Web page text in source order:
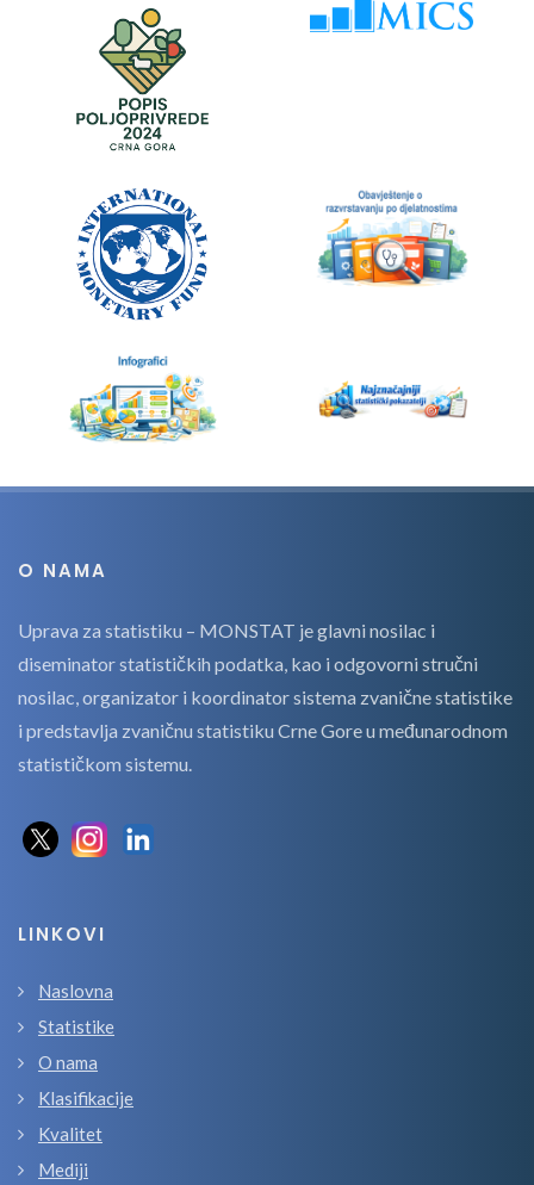
O NAMA
Uprava za statistiku – MONSTAT je glavni nosilac i
diseminator statističkih podatka, kao i odgovorni stručni
nosilac, organizator i koordinator sistema zvanične statistike
i predstavlja zvaničnu statistiku Crne Gore u međunarodnom
statističkom sistemu.
LINKOVI
Naslovna
Statistike
O nama
Klasifikacije
Kvalitet
Mediji